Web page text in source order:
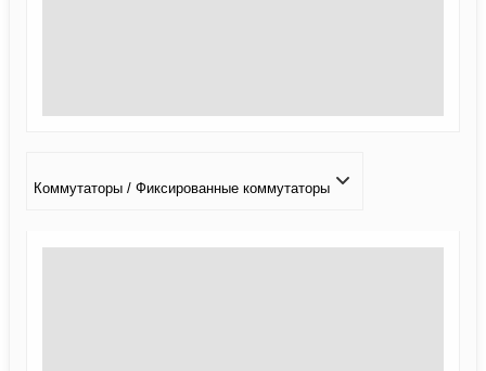
Коммутаторы / Фиксированные коммутаторы